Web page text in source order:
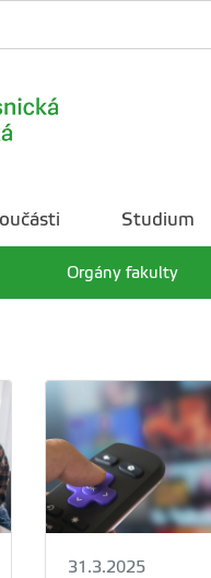
Orgány fakulty
Studium
31.3.2025